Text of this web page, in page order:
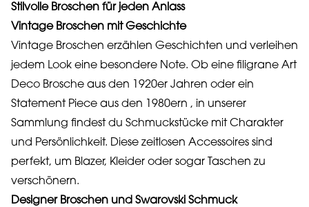
Stilvolle Broschen für jeden Anlass
Vintage Broschen mit Geschichte
Vintage Broschen erzählen Geschichten und verleihen
jedem Look eine besondere Note. Ob eine filigrane Art
Deco Brosche aus den 1920er Jahren oder ein
Statement Piece aus den 1980ern , in unserer
Sammlung findest du Schmuckstücke mit Charakter
und Persönlichkeit. Diese zeitlosen Accessoires sind
perfekt, um Blazer, Kleider oder sogar Taschen zu
verschönern.
Designer Broschen und Swarovski Schmuck